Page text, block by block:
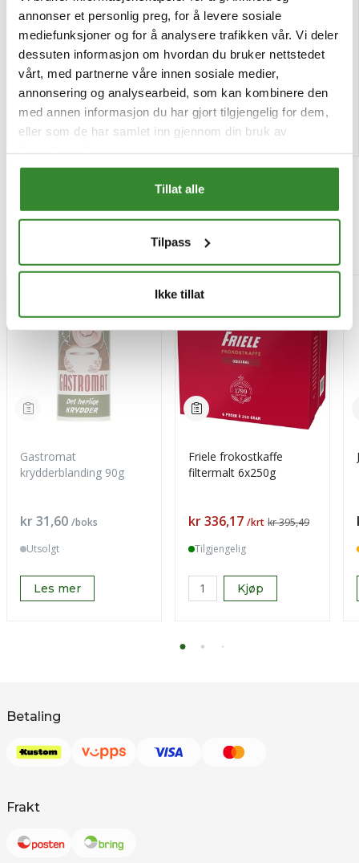
annonser et personlig preg, for å levere sosiale
mediefunksjoner og for å analysere trafikken vår. Vi deler
dessuten informasjon om hvordan du bruker nettstedet
vårt, med partnerne våre innen sosiale medier,
annonsering og analysearbeid, som kan kombinere den
med annen informasjon du har gjort tilgjengelig for dem,
eller som de har samlet inn gjennom din bruk av
Tillat alle
Tilpass
Ikke tillat
Pris
kr 39,80 /stk
Tilgjengelig
Kjøp
Pris
kr 14,75 /stk kr 29,50
Kjøp
Gastromat
krydderblanding 90g
Pris
kr 31,60 /boks
Utsolgt
Les mer
Friele frokostkaffe
filtermalt 6x250g
Pris
kr 336,17 /krt kr 395,49
Tilgjengelig
Kjøp
Betaling
Frakt